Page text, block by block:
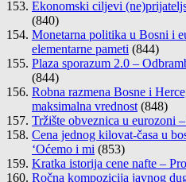
Ekonomski ciljevi
(840)
Monetarna politika u Bosni i
elementarne pameti (844)
Plaza sporazum 2.0 –
(844)
Robna razmena Bosne i
maksimalna vrednost (848)
Tržište obveznica u eurozoni
Cena jednog kilovat-časa u
‘Oćemo i mi (853)
Kratka istorija cene nafte –
Ročna kompozicija javnog